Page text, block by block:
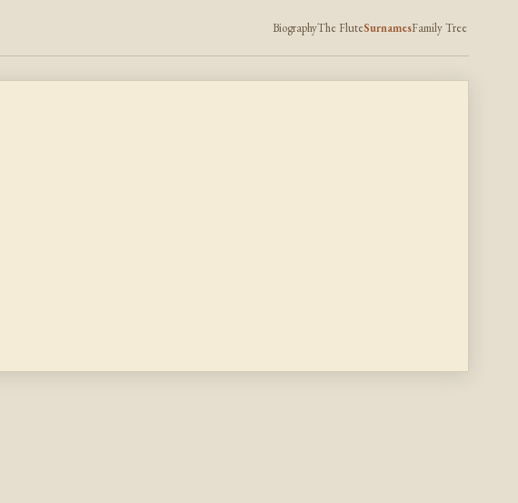
BiographyThe FluteSurnamesFamily Tree